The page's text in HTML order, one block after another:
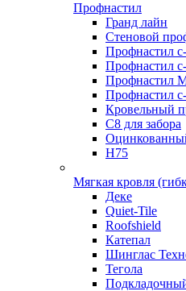
Профнастил
Гранд лайн
Стеновой
Профнастил
Профнастил
Профнастил
Профнастил
Кровельный
С8 для забора
Н75
Мягкая кровля
Деке
Quiet-Tile
Roofshield
Катепал
Шинглас
Тегола